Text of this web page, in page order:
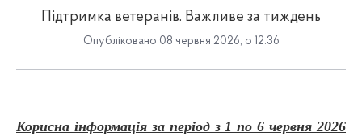
Підтримка ветеранів. Важливе за тиждень
Опубліковано 08 червня 2026, о 12:36
Корисна інформація за період з 1 по 6 червня 2026